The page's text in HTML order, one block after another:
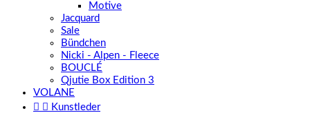
Motive
Jacquard
Sale
Bündchen
Nicki - Alpen - Fleece
BOUCLÉ
Qjutie Box Edition 3
VOLANE
  Kunstleder